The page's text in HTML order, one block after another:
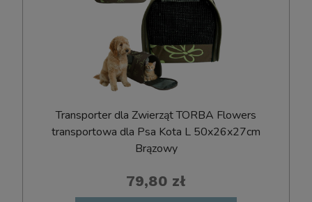
Transporter dla Zwierząt TORBA Flowers
transportowa dla Psa Kota L 50x26x27cm
Brązowy
79,80 zł